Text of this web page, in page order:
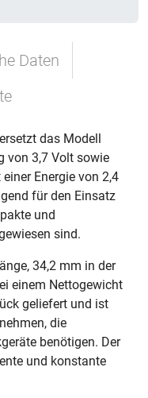
Daten
das Modell
von 3,7 Volt sowie
Energie von 2,4
für den Einsatz
und
sind.
34,2 mm in der
einem Nettogewicht
geliefert und ist
die
benötigen. Der
und konstante